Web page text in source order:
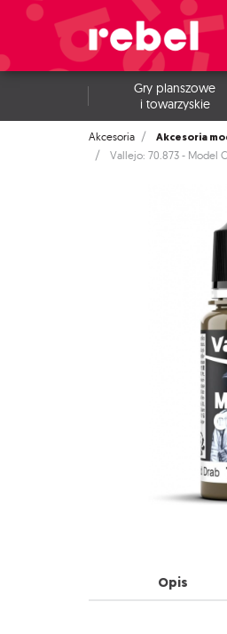
Gry planszowe
i towarzyskie
Akcesoria Akcesoria
Vallejo: 70.873 - Model
Opis